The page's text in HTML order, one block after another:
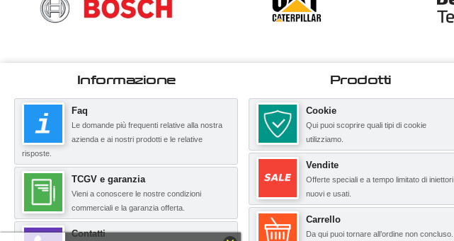
Informazione
Faq
Le domande più frequenti relative alla nostra
azienda e ai nostri prodotti e le relative
risposte.
TCGV e garanzia
Vieni a conoscere le nostre condizioni
commerciali e la garanzia offerta.
Contatti
Prodotti
Cookie
Qui puoi scoprire quali tipi di cookie
utilizziamo.
Vendite
Offerte speciali e a tempo limitato di iniettori
nuovi e usati.
Carrello
Da qui puoi tornare all’ordine non concluso.